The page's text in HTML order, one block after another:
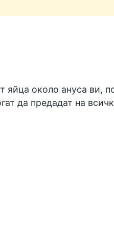
яйца около ануса ви,
да предадат на